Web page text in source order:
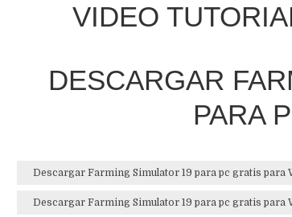
VIDEO
DESCARGAR
PARA
Descargar Farming Simulator 19 para pc gratis para
Descargar Farming Simulator 19 para pc gratis para